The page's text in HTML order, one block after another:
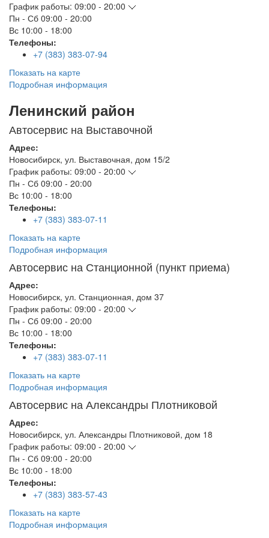
График работы: 09:00 - 20:00
Пн - Сб 09:00 - 20:00
Вс 10:00 - 18:00
Телефоны:
+7 (383) 383-07-94
Показать на карте
Подробная информация
Ленинский район
Автосервис на Выставочной
Адрес:
Новосибирск, ул. Выставочная, дом 15/2
График работы: 09:00 - 20:00
Пн - Сб 09:00 - 20:00
Вс 10:00 - 18:00
Телефоны:
+7 (383) 383-07-11
Показать на карте
Подробная информация
Автосервис на Станционной (пункт приема)
Адрес:
Новосибирск, ул. Станционная, дом 37
График работы: 09:00 - 20:00
Пн - Сб 09:00 - 20:00
Вс 10:00 - 18:00
Телефоны:
+7 (383) 383-07-11
Показать на карте
Подробная информация
Автосервис на Александры Плотниковой
Адрес:
Новосибирск, ул. Александры Плотниковой, дом 18
График работы: 09:00 - 20:00
Пн - Сб 09:00 - 20:00
Вс 10:00 - 18:00
Телефоны:
+7 (383) 383-57-43
Показать на карте
Подробная информация